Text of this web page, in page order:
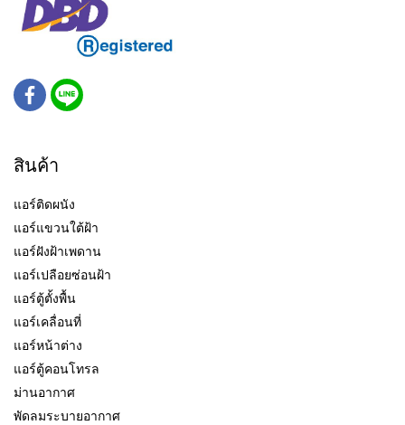
สินค้า
แอร์ติดผนัง
แอร์แขวนใต้ฝ้า
แอร์ฝังฝ้าเพดาน
แอร์เปลือยซ่อนฝ้า
แอร์ตู้ตั้งพื้น
แอร์เคลื่อนที่
แอร์หน้าต่าง
แอร์ตู้คอนโทรล
ม่านอากาศ
พัดลมระบายอากาศ